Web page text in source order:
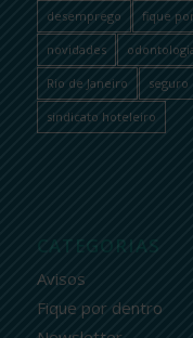
desemprego fique
novidades
Rio de Janeiro seguro
sindicato hoteleiro
CATEGORIAS
Avisos
Fique por dentro